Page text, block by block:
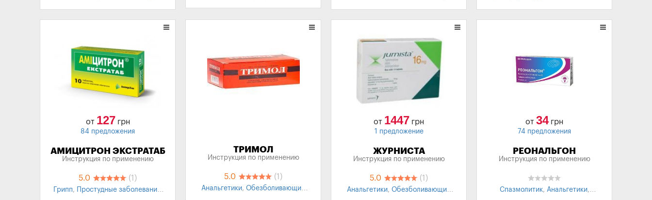
Остеоартрит,Обезболивающие
препараты,Обезболивающее,
Анальгетики,Обезболивающие
препараты,Обезболивающее
от 127 грн
84 предложения
АМИЦИТРОН ЭКСТРАТАБ
Инструкция по применению
5.0 (1)
Грипп, Простудные заболевания,
ТРИМОЛ
Инструкция по применению
5.0 (1)
Анальгетики, Обезболивающие
от 1447 грн
1 предложение
ЖУРНИСТА
Инструкция по применению
5.0 (1)
Анальгетики, Обезболивающие
от 34грн
74 предложения
РЕОНАЛЬГОН
Инструкция по применению
Спазмолитик, Анальгетики,